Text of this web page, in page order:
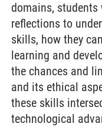
domains,
reflections to
skills, how they
learning and
the chances and
and its ethical
these skills
technological